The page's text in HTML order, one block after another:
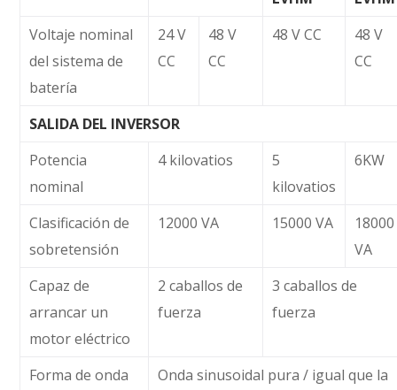
Voltaje nominal
del sistema de
batería
24 V
CC
48 V
CC
48 V CC
48 V
CC
SALIDA DEL INVERSOR
Potencia
nominal
4 kilovatios
5
kilovatios
6KW
Clasificación de
sobretensión
12000 VA 15000 VA
18000
VA
Capaz de
arrancar un
motor eléctrico
2 caballos de
fuerza
3 caballos de
fuerza
Forma de onda
Onda sinusoidal pura / igual que la